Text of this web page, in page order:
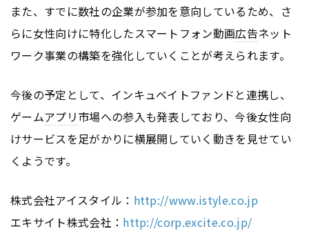
また、すでに数社の企業が参加を意向しているため、さ
らに女性向けに特化したスマートフォン動画広告ネット
ワーク事業の構築を強化していくことが考えられます。
今後の予定として、インキュベイトファンドと連携し、
ゲームアプリ市場への参入も発表しており、今後女性向
けサービスを足がかりに横展開していく動きを見せてい
くようです。
株式会社アイスタイル： http://www.istyle.co.jp
エキサイト株式会社： http://corp.excite.co.jp/